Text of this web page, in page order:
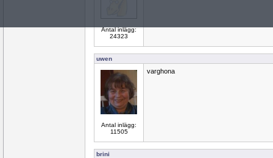
Antal inlägg:
24323
uwen
Antal inlägg:
11505
varghona
brini